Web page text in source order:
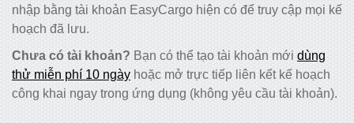
nhập bằng tài khoản EasyCargo hiện có để truy cập mọi kế
hoạch đã lưu.
Chưa có tài khoản? Bạn có thể tạo tài khoản mới dùng
thử miễn phí 10 ngày hoặc mở trực tiếp liên kết kế hoạch
công khai ngay trong ứng dụng (không yêu cầu tài khoản).